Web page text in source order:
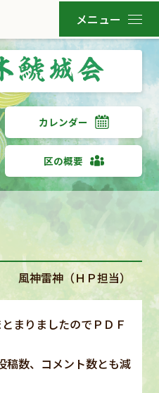
カレンダー
区の概要
風神雷神（ＨＰ担当）
まりましたのでＰＤＦ
稿数、コメント数とも減